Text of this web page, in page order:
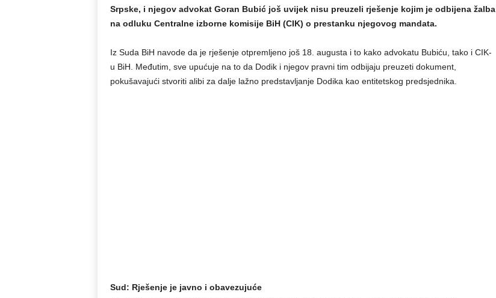
Srpske, i njegov advokat Goran Bubić još uvijek nisu preuzeli rješenje kojim je odbijena žalba
na odluku Centralne izborne komisije BiH (CIK) o prestanku njegovog mandata.
Iz Suda BiH navode da je rješenje otpremljeno još 18. augusta i to kako advokatu Bubiću, tako i CIK-
u BiH. Međutim, sve upućuje na to da Dodik i njegov pravni tim odbijaju preuzeti dokument,
pokušavajući stvoriti alibi za dalje lažno predstavljanje Dodika kao entitetskog predsjednika.
Sud: Rješenje je javno i obavezujuće